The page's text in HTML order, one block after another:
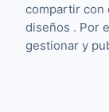
compartir con
diseños . Por
gestionar y